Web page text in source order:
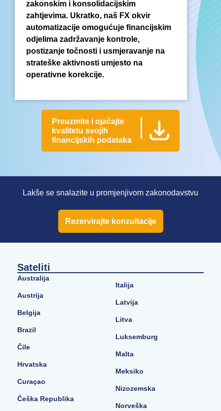
zakonskim i konsolidacijskim
zahtjevima. Ukratko, naš FX okvir
automatizacije omogućuje financijskim
odjelima zadržavanje kontrole,
postizanje točnosti i usmjeravanje na
strateške aktivnosti umjesto na
operativne korekcije.
Preuzmite i ojačajte
kvalitetu svojih
financijskih podataka
Lakše se snalazite u promjenjivom zakonodavstvu
Rezervirajte konzultacije
Sateliti
Australija
Austrija
Belgija
Brazil
Čile
Hrvatska
Curaçao
Češka Republika
Italija
Latvija
Litva
Luksemburg
Malta
Meksiko
Nizozemska
Norveška